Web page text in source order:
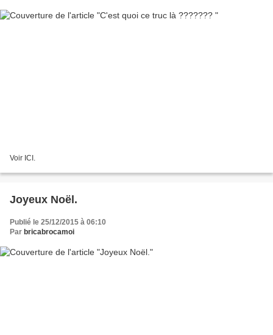
Voir ICI.
Joyeux Noël.
Publié le 25/12/2015 à 06:10
Par bricabrocamoi